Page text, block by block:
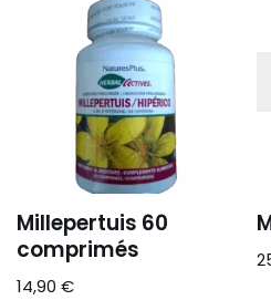
Millepertuis 60
comprimés
14,90 €